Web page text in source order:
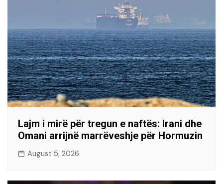
Lajm i mirë për tregun e naftës: Irani dhe
Omani arrijnë marrëveshje për Hormuzin
August 5, 2026